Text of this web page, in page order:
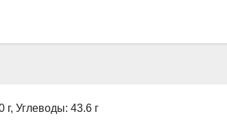
г, Углеводы: 43.6 г